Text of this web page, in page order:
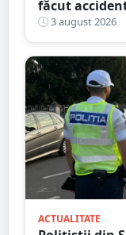
făcut
de trecători
3 august 2026
ACTUALITATE